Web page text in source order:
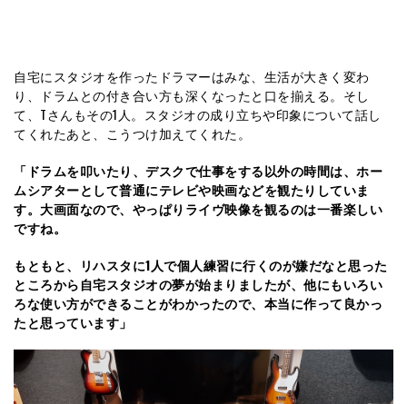
自宅にスタジオを作ったドラマーはみな、生活が大きく変わ
り、ドラムとの付き合い方も深くなったと口を揃える。そし
て、Tさんもその1人。スタジオの成り立ちや印象について話し
てくれたあと、こうつけ加えてくれた。
「ドラムを叩いたり、デスクで仕事をする以外の時間は、ホー
ムシアターとして普通にテレビや映画などを観たりしていま
す。大画面なので、やっぱりライヴ映像を観るのは一番楽しい
ですね。
もともと、リハスタに1人で個人練習に行くのが嫌だなと思った
ところから自宅スタジオの夢が始まりましたが、他にもいろい
ろな使い方ができることがわかったので、本当に作って良かっ
たと思っています」